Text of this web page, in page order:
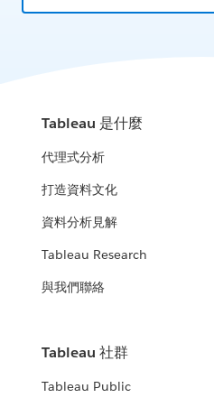
Tableau 是什麼
代理式分析
打造資料文化
資料分析見解
Tableau Research
與我們聯絡
Tableau 社群
Tableau Public